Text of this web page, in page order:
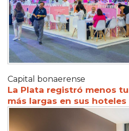
Capital bonaerense
La Plata registró menos
más largas en sus hoteles